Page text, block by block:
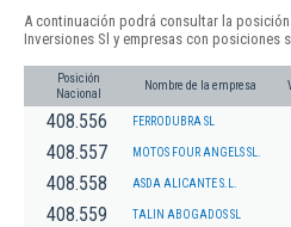
A continuación podrá consultar la
Inversiones Sl y empresas con posiciones
Posición
Nacional
Nombre de la empresa
408.556 FERRODUBRA SL
408.557 MOTOS FOUR ANGELS SL.
408.558 ASDA ALICANTE S.L.
408.559 TALIN ABOGADOS SL